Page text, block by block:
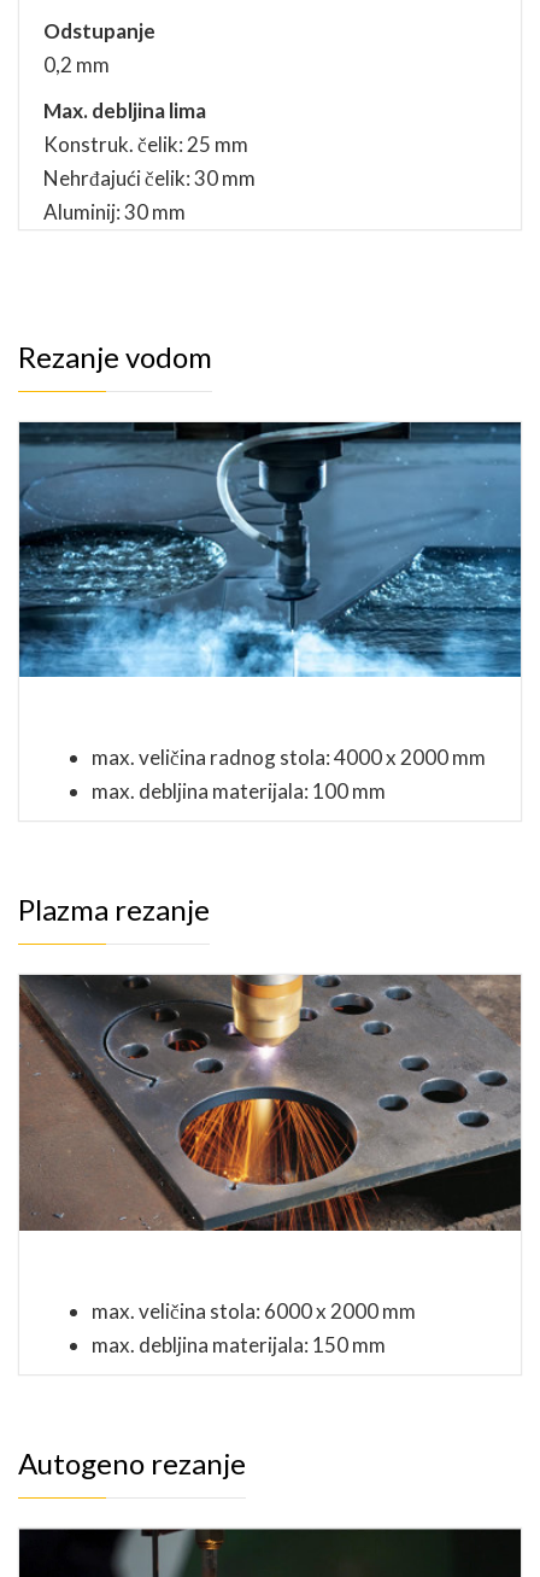
Odstupanje
0,2 mm
Max. debljina lima
Konstruk. čelik: 25 mm
Nehrđajući čelik: 30 mm
Aluminij: 30 mm
Rezanje vodom
max. veličina radnog stola: 4000 x 2000 mm
max. debljina materijala: 100 mm
Plazma rezanje
max. veličina stola: 6000 x 2000 mm
max. debljina materijala: 150 mm
Autogeno rezanje